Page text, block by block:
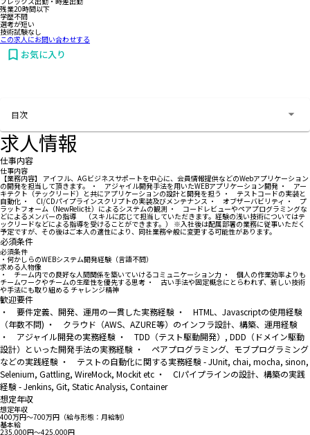
残業20時間以下
学歴不問
選考が短い
技術試験なし
この求人にお問い合わせする
お気に入り
目次
求人情報
仕事内容
仕事内容
【業務内容】 アイフル、AGビジネスサポートを中心に、会員情報提供などのWebアプリケーション
の開発を担当して頂きます。 ・ アジャイル開発手法を用いたWEBアプリケーション開発 ・ アー
キテクト（テックリード）と共にアプリケーションの設計と開発を担う ・ テストコードの実装と
自動化 ・ CI/CDパイプラインスクリプトの実装及びメンテナンス ・ オブザーバビリティ ・ プ
ラットフォーム（NewRelic社）によるシステムの観測 ・ コードレビューやペアプログラミングな
どによるメンバーの指導 （スキルに応じて担当していただきます。経験の浅い技術についてはテ
ックリードなどによる指導を受けることができます。） ※入社後は配属部署の業務に従事いただく
予定ですが、その後はご本人の適性により、同社業務全般に変更する可能性があります。
必須条件
必須条件
・何かしらのWEBシステム開発経験（言語不問）
求める人物像
・ チーム内での良好な人間関係を築いていけるコミュニケーション力 ・ 個人の作業効率よりも
チームワークやチームの生産性を優先する思考 ・ 古い手法や固定概念にとらわれず、新しい技術
や手法にも取り組める チャレンジ精神
歓迎要件
・ 要件定義、開発、運用の一貫した実務経験 ・ HTML、Javascriptの使用経験
（年数不問) ・ クラウド（AWS、AZURE等）のインフラ設計、構築、運用経験
・ アジャイル開発の実務経験 ・ TDD（テスト駆動開発）, DDD（ドメイン駆動
設計）といった開発手法の実務経験 ・ ペアプログラミング、モブプログラミング
などの実践経験 ・ テストの自動化に関する実務経験 - JUnit, chai, mocha, sinon,
Selenium, Gattling, WireMock, Mockit etc ・ CIパイプラインの設計、構築の実践
経験 - Jenkins, Git, Static Analysis, Container
想定年収
想定年収
400万円〜700万円（給与形態：月給制）
基本給
235,000円〜425,000円